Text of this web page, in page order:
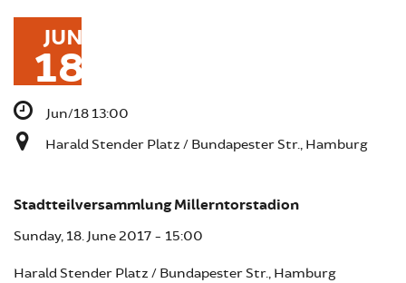
JUN
18
Jun/18 13:00
Harald Stender Platz / Bundapester Str., Hamburg
Stadtteilversammlung Millerntorstadion
Sunday, 18. June 2017 - 15:00
Harald Stender Platz / Bundapester Str., Hamburg